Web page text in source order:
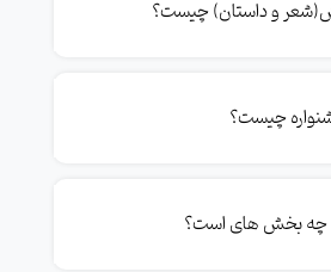
و داستان) چیست؟
چیست؟
چه بخش های است؟